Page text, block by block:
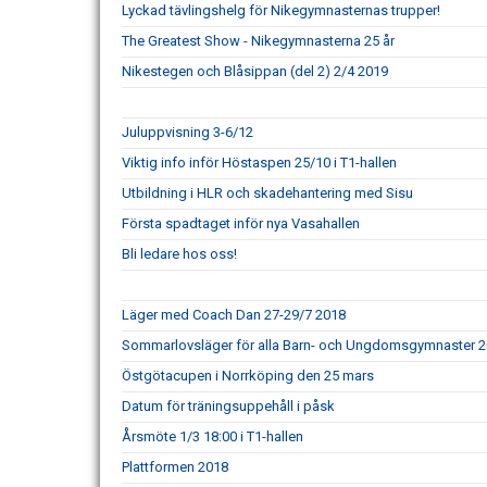
Lyckad tävlingshelg för Nikegymnasternas trupper!
The Greatest Show - Nikegymnasterna 25 år
Nikestegen och Blåsippan (del 2) 2/4 2019
Juluppvisning 3-6/12
Viktig info inför Höstaspen 25/10 i T1-hallen
Utbildning i HLR och skadehantering med Sisu
Första spadtaget inför nya Vasahallen
Bli ledare hos oss!
Läger med Coach Dan 27-29/7 2018
Sommarlovsläger för alla Barn- och Ungdomsgymnaster
Östgötacupen i Norrköping den 25 mars
Datum för träningsuppehåll i påsk
Årsmöte 1/3 18:00 i T1-hallen
Plattformen 2018